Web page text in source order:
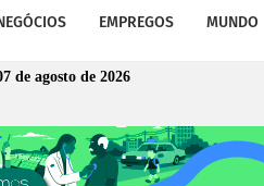
EMPREGOS MUNDO
de agosto de 2026